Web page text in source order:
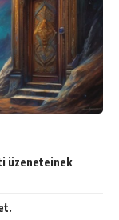
üzeneteinek